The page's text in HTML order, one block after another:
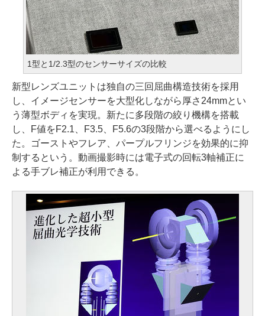
1型と1/2.3型のセンサーサイズの比較
新型レンズユニットは独自の三回屈曲構造技術を採用
し、イメージセンサーを大型化しながら厚さ24mmとい
う薄型ボディを実現。新たに多段階の絞り機構を搭載
し、F値をF2.1、F3.5、F5.6の3段階から選べるようにし
た。ゴーストやフレア、パープルフリンジを効果的に抑
制するという。動画撮影時には電子式の回転3軸補正に
よる手ブレ補正が利用できる。